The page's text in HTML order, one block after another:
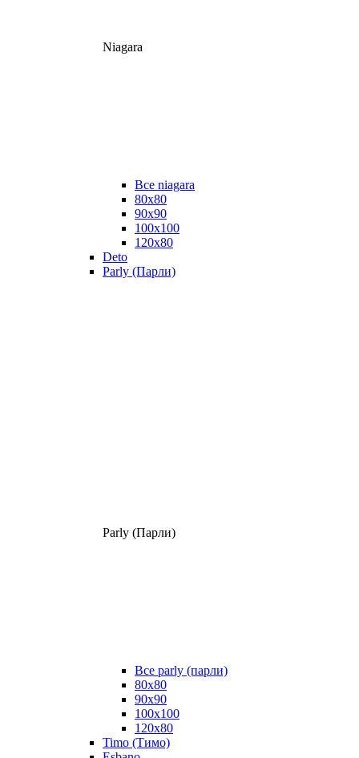
Niagara
Все niagara
80x80
90x90
100x100
120x80
Deto
Parly (Парли)
Parly (Парли)
Все parly (парли)
80x80
90x90
100x100
120x80
Timo (Тимо)